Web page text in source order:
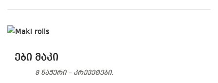
ები მაკი
8 ნაჭერი – კრევეტები.